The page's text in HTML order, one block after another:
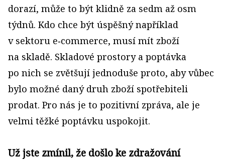
dorazí, může to být klidně za sedm až osm
týdnů. Kdo chce být úspěšný například
v sektoru e‑commerce, musí mít zboží
na skladě. Skladové prostory a poptávka
po nich se zvětšují jednoduše proto, aby vůbec
bylo možné daný druh zboží spotřebiteli
prodat. Pro nás je to pozitivní zpráva, ale je
velmi těžké poptávku uspokojit.
Už jste zmínil, že došlo ke zdražování